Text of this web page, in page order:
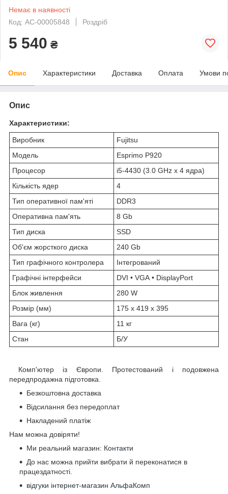
Немає в наявності
Код: AC-00005848
Роздріб
5 540 ₴
Опис Характеристики Доставка Оплата Умови
Опис
Характеристики:
Виробник
Fujitsu
Модель
Esprimo P920
Процесор
i5-4430 (3.0 GHz x 4 ядра)
Кількість ядер
4
Тип оперативної пам'яті
DDR3
Оперативна пам'ять
8 Gb
Тип диска
SSD
Об'єм жорсткого диска
240 Gb
Тип графічного контролера
Інтегрований
Графічні інтерфейси
DVI • VGA • DisplayPort
Блок живлення
280 W
Розмір (мм)
175 x 419 x 395
Вага (кг)
11 кг
Стан
Б/У
Комп'ютер із Європи. Протестований і подовжена
передпродажна підготовка.
Безкоштовна доставка
Відсилання без передоплат
Накладений платіж
Нам можна довіряти!
Ми реальний магазин: Контакти
До нас можна прийти вибрати й переконатися в
працездатності.
відгуки інтернет-магазин АльфаКомп